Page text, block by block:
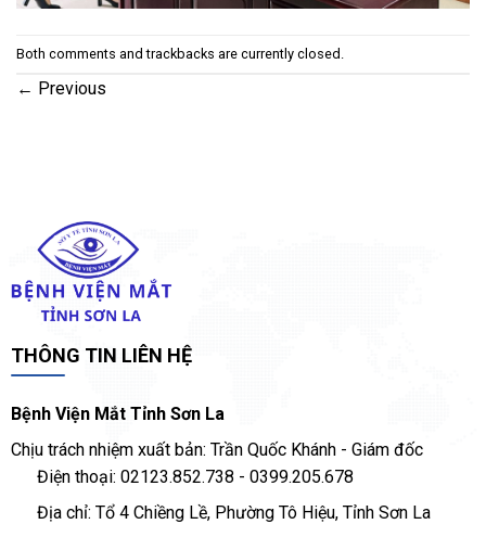
Both comments and trackbacks are currently closed.
← Previous
THÔNG TIN LIÊN HỆ
Bệnh Viện Mắt Tỉnh Sơn La
Chịu trách nhiệm xuất bản: Trần Quốc Khánh - Giám đốc
Điện thoại: 02123.852.738 - 0399.205.678
Địa chỉ: Tổ 4 Chiềng Lề, Phường Tô Hiệu, Tỉnh Sơn La